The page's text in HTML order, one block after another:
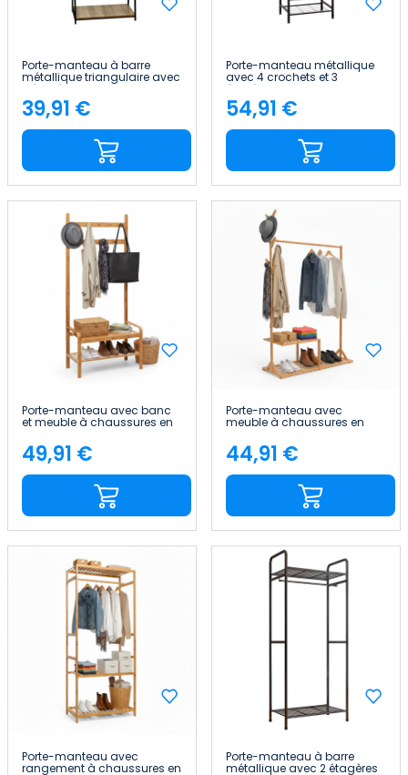
Porte-manteau à barre
métallique triangulaire avec
2 étagères Osto 150 x 64 x 40
cm 7house
Price
39,91 €
Porte-manteau métallique
avec 4 crochets et 3
étagères en bois Viem 175 x
60 x 40 cm 7house
Price
54,91 €
Porte-manteau avec banc
et meuble à chaussures en
170x73.5x34.5cm Thinia
Home
Price
49,91 €
Porte-manteau avec
meuble à chaussures en
40 cm Thinia Home
Price
44,91 €
Porte-manteau avec
rangement à chaussures en
Porte-manteau à barre
métallique avec 2 étagères